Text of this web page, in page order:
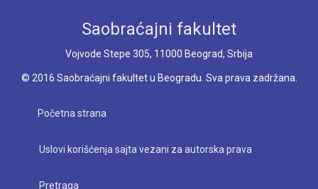
Saobraćajni fakultet
Vojvode Stepe 305, 11000 Beograd, Srbija
© 2016 Saobraćajni fakultet u Beogradu. Sva prava zadržana.
Početna strana
Uslovi korišćenja sajta vezani za autorska prava
Pretraga